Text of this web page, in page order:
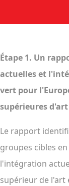
Étape 1. Un
actuelles et
vert pour
supérieures
Le rapport
groupes cibles
l'intégration
supérieur de l'art